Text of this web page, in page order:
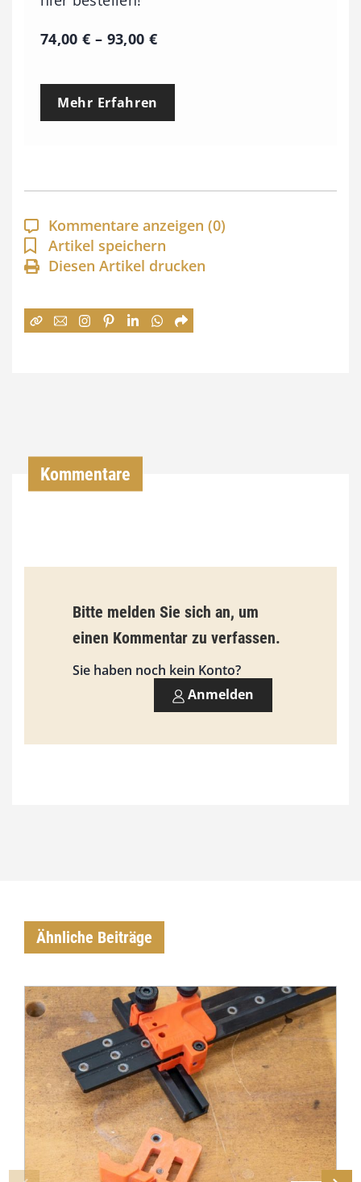
74,00€ – 93,00 €P
e
p
a
n
n
:
9
3
0
0
Mehr Erfahren
Kommentare anzeigen (0)
Artikel speichern
Diesen Artikel drucken
Kommentare
Bitte melden Sie sich an, um
einen Kommentar zu verfassen.
Sie haben noch kein Konto?
Anmelden
Ähnliche Beiträge